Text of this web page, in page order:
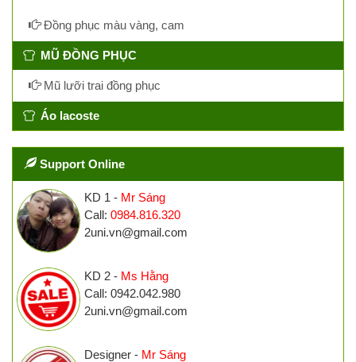
Đồng phục màu vàng, cam
MŨ ĐỒNG PHỤC
Mũ lưỡi trai đồng phục
Áo lacoste
Support Online
KD 1 - Mr Sáng
Call: 0984.816.320
2uni.vn@gmail.com
KD 2 - Ms Hằng
Call: 0942.042.980
2uni.vn@gmail.com
Designer - Mr Sáng